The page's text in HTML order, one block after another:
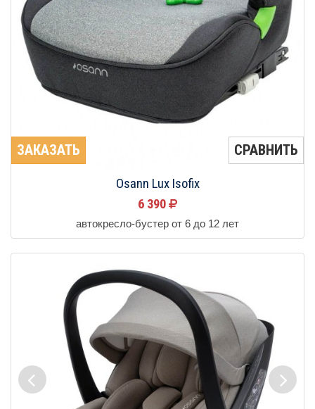
ЗАКАЗАТЬ СРАВНИТЬ
Osann Lux Isofix
6 390
автокресло-бустер от 6 до 12 лет